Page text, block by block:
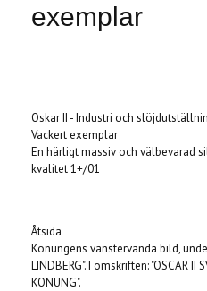
exemplar
Oskar II - Industri och
Vackert exemplar
En härligt massiv och välbevarad
kvalitet 1+/01
Åtsida
Konungens vänstervända bild,
LINDBERG". I omskriften: "OSCAR II
KONUNG".